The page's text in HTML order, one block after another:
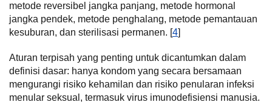
metode reversibel jangka panjang, metode hormonal
jangka pendek, metode penghalang, metode pemantauan
kesuburan, dan sterilisasi permanen. [4]
Aturan terpisah yang penting untuk dicantumkan dalam
definisi dasar: hanya kondom yang secara bersamaan
mengurangi risiko kehamilan dan risiko penularan infeksi
menular seksual, termasuk virus imunodefisiensi manusia.